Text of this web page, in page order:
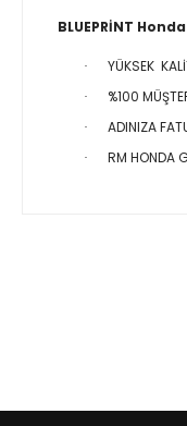
BLUEPRİNT
· YÜKSEK
· %100
· ADINIZA
· RM HONDA